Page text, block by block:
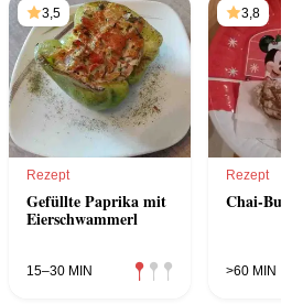
3,5
Rezept
Gefüllte Paprika mit
Eierschwammerl
15–30 MIN
3,8
Rezept
Chai-
>60 MIN